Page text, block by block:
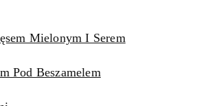
Mielonym I Serem
Pod Beszamelem